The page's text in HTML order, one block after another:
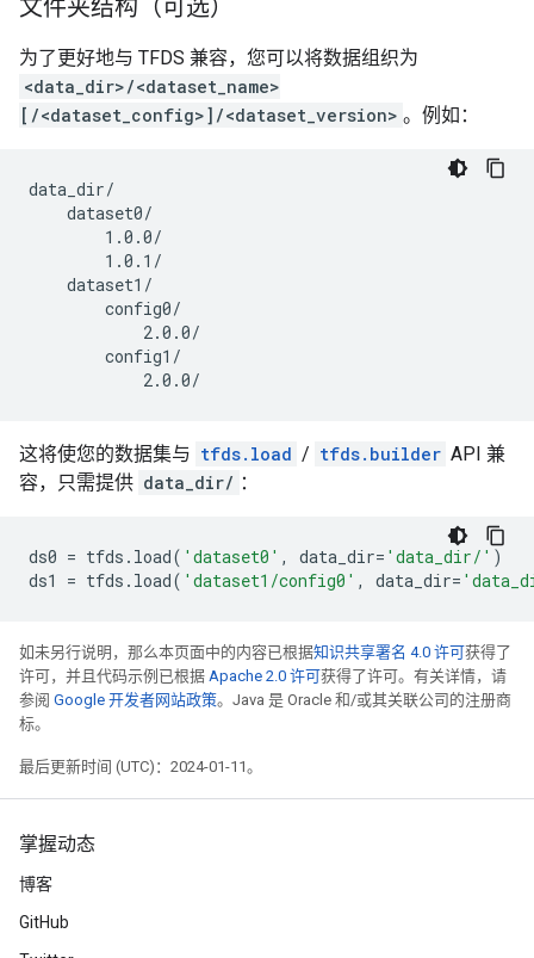
文件夹结构（可选）
为了更好地与 TFDS 兼容，您可以将数据组织为
<data_dir>/<dataset_name>
[/<dataset_config>]/<dataset_version> 。例如：
data_dir/
    dataset0/
        1.0.0/
        1.0.1/
    dataset1/
        config0/
            2.0.0/
        config1/
这将使您的数据集与 tfds.load / tfds.builder API 兼
容，只需提供 data_dir/ ：
ds0 = tfds . load( 'dataset0' , data_dir= 'data_dir/' )
ds1
= tfds . load( 'dataset1/config0' , data_dir=
如未另行说明，那么本页面中的内容已根据知识共享署名 4.0 许可获得了
许可，并且代码示例已根据 Apache 2.0 许可获得了许可。有关详情，请
参阅 Google 开发者网站政策。Java 是 Oracle 和/或其关联公司的注册商
标。
最后更新时间 (UTC)：2024-01-11。
掌握动态
博客
GitHub